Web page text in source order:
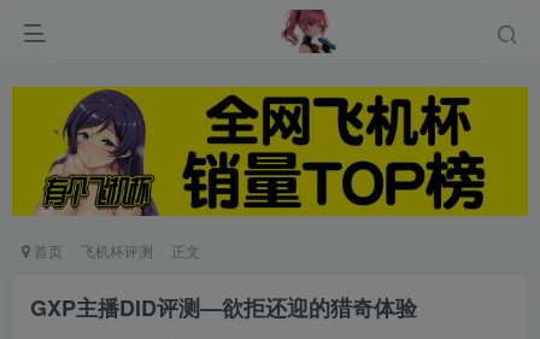
首页 飞机杯评测 正文
GXP主播DID评测—欲拒还迎的猎奇体验